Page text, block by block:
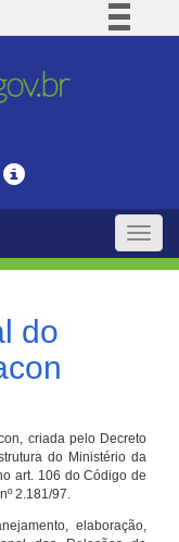
BR
Legislação
Toggle
do
criada pelo Decreto
do Ministério da
art. 106 do Código de
2.181/97.
elaboração,